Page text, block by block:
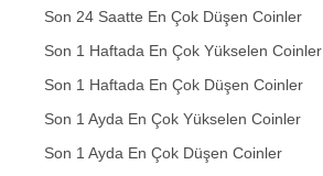
Son 24 Saatte En Çok Düşen Coinler
Son 1 Haftada En Çok Yükselen Coinler
Son 1 Haftada En Çok Düşen Coinler
Son 1 Ayda En Çok Yükselen Coinler
Son 1 Ayda En Çok Düşen Coinler